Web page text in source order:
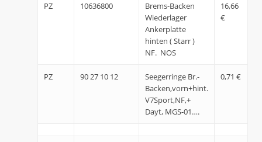
PZ 10636800
Brems-Backen
Wiederlager
Ankerplatte
hinten ( Starr )
NF. NOS
16,66
€
PZ 90 27 10 12
Seegerringe Br.-
Backen,vorn+hint.
V7Sport,NF,+
Dayt, MGS-01….
0,71 €